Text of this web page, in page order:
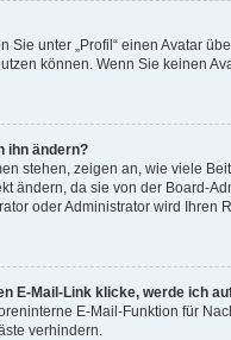
Sie unter „Profil“ einen Avatar
können. Wenn Sie keinen
ihn ändern?
stehen, zeigen an, wie viele
ändern, da sie von der Board-
oder Administrator wird Ihren
E-Mail-Link klicke, werde ich
E-Mail-Funktion für
verhindern.